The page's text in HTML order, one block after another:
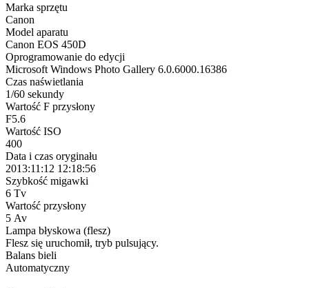
Marka sprzętu
Canon
Model aparatu
Canon EOS 450D
Oprogramowanie do edycji
Microsoft Windows Photo Gallery 6.0.6000.16386
Czas naświetlania
1/60 sekundy
Wartość F przysłony
F5.6
Wartość ISO
400
Data i czas oryginału
2013:11:12 12:18:56
Szybkość migawki
6 Tv
Wartość przysłony
5 Av
Lampa błyskowa (flesz)
Flesz się uruchomił, tryb pulsujący.
Balans bieli
Automatyczny